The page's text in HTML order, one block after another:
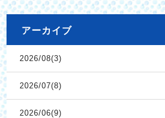
アーカイブ
2026/08(3)
2026/07(8)
2026/06(9)